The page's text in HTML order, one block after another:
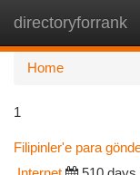
directoryforrank
Home
1
Filipinler'e para